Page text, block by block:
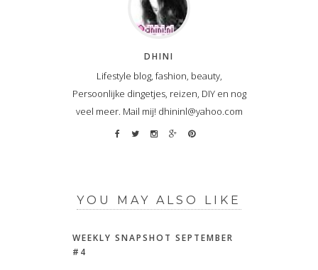
DHINI
Lifestyle blog, fashion, beauty,
Persoonlijke dingetjes, reizen, DIY en nog
veel meer. Mail mij! dhininl@yahoo.com
YOU MAY ALSO LIKE
WEEKLY SNAPSHOT SEPTEMBER
#4